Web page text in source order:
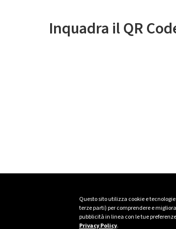
Questo sito utilizza cookie e
terze parti) per comprendere e
pubblicità in linea con le tue
Privacy Policy.
Inquadra il QR